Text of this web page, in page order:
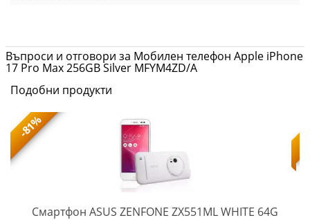
Въпроси и отговори за Мобилен телефон Apple iPhone
17 Pro Max 256GB Silver MFYM4ZD/A
Подобни продукти
-81%
Смартфон ASUS ZENFONE ZX551ML WHITE 64G